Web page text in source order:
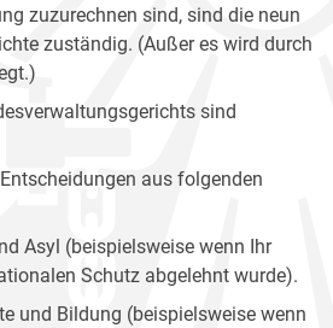
zuzurechnen sind, sind die neun
zuständig. (Außer es wird durch
sind
aus folgenden
Asyl (beispielsweise wenn Ihr
Schutz abgelehnt wurde).
und Bildung (beispielsweise wenn